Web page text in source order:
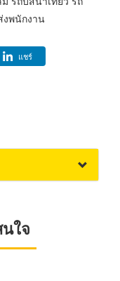
งพนักงาน
แชร์
ใจ